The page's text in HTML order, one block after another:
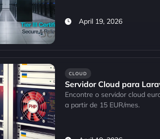
April 19, 2026
CLOUD
Servidor Cloud para
Encontre o servidor cloud
a partir de 15 EUR/mes.